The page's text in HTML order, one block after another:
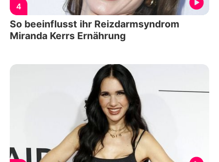
4
So beeinflusst ihr Reizdarmsyndrom
Miranda Kerrs Ernährung